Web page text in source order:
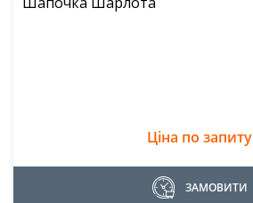
Ціна по запиту
ЗАМОВИТИ